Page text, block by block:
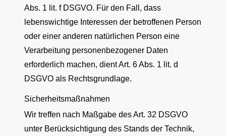
Abs. 1 lit. f DSGVO. Für den Fall, dass
lebenswichtige Interessen der betroffenen Person
oder einer anderen natürlichen Person eine
Verarbeitung personenbezogener Daten
erforderlich machen, dient Art. 6 Abs. 1 lit. d
DSGVO als Rechtsgrundlage.
Sicherheitsmaßnahmen
Wir treffen nach Maßgabe des Art. 32 DSGVO
unter Berücksichtigung des Stands der Technik,